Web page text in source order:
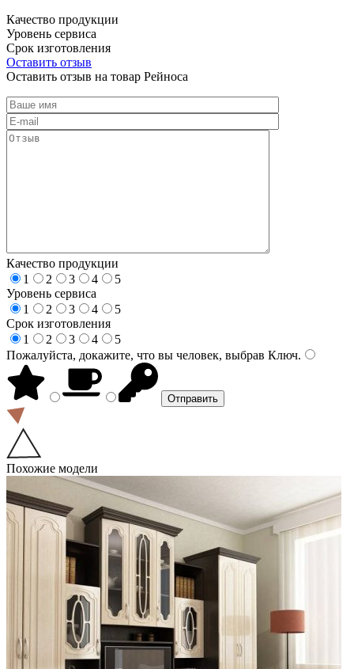
Качество продукции
Уровень сервиса
Срок изготовления
Оставить отзыв
Оставить отзыв на товар Рейноса
Качество продукции
1
2 3 4
5
Уровень сервиса
1
2 3 4
5
Срок изготовления
1
2 3 4
5
Пожалуйста, докажите, что вы человек, выбрав Ключ.
Похожие модели